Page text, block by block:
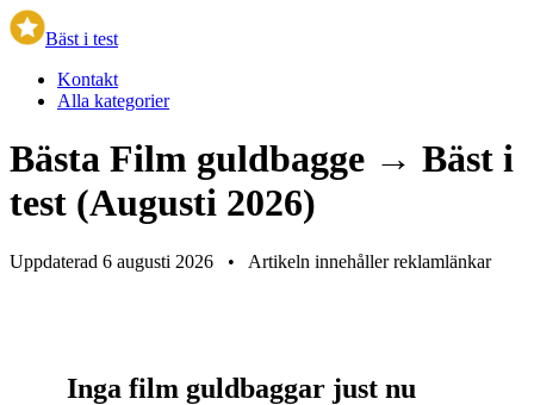
Bäst i test
Kontakt
Alla kategorier
Bästa Film guldbagge → Bäst i
test (Augusti 2026)
Uppdaterad 6 augusti 2026 • Artikeln innehåller reklamlänkar
Inga film guldbaggar just nu